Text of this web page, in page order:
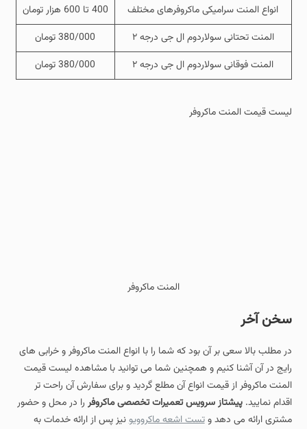
انواع المنت سرامیکی ماکروفرهای مختلف
400 تا 600 هزار تومان
المنت تحتانی سولاردوم ال جی درجه ۲
380/000 تومان
المنت فوقانی سولاردوم ال جی درجه ۲
380/000 تومان
لیست قیمت المنت ماکروفر
المنت ماکروفر
سخن آخر
در مطلب بالا سعی بر آن بود که شما را با انواع المنت ماکروفر و خرابی های
رایج در آن آشنا کنیم و همچنین شما می توانید با مشاهده لیست قیمت
المنت ماکروفر از قیمت انواع آن مطلع گردید و برای سفارش آن راحت تر
اقدام نمایید.پیشتاز سرویس تعمیرات تخصصی ماکروفر را در محل و حضور
مشتری ارائه می دهد وتست اشعه ماکروویونیز پس از ارائه خدمات به